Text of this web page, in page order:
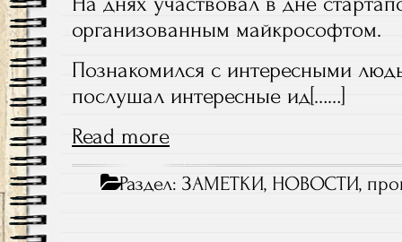
организованным майкрософтом.
Познакомился с интересными
послушал интересные ид[……]
Read more
Раздел:ЗАМЕТКИ, НОВОСТИ,